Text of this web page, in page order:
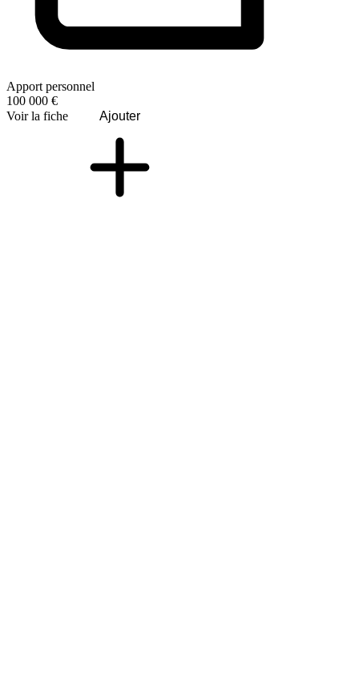
Apport personnel
100 000 €
Voir la fiche
Ajouter